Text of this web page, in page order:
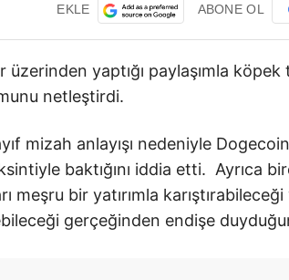
EKLE ABONE OL
yaptığı paylaşımla köpek
netleştirdi.
mizah anlayışı nedeniyle
baktığını iddia etti. Ayrıca
meşru bir yatırımla
gerçeğinden endişe